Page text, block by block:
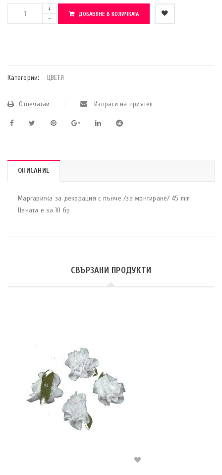
ДОБАВЯНЕ В КОЛИЧКАТА
Категории: ЦВЕТЯ
Отпечатай Изпрати на приятел
ОПИСАНИЕ
Маргаритка за декорация с пънче /за монтиране/ 45 mm
Цената е за 10 бр
СВЪРЗАНИ ПРОДУКТИ